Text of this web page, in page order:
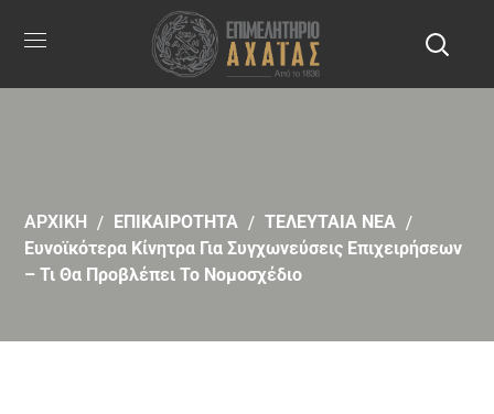
ΑΡΧΙΚΗ ΕΠΙΚΑΙΡΟΤΗΤΑ
ΤΕΛΕΥΤΑΙΑ ΝΕΑ
Ευνοϊκότερα Κίνητρα Για Συγχωνεύσεις Επιχειρήσεων
– Τι Θα Προβλέπει Το Νομοσχέδιο